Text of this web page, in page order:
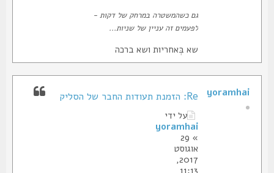
גם כשהמשטרה במרחק של דקות -
לפעמים זה עניין של שניות...
שא בְּאחריות ושא ברכה
Re: הזמנת תעודות החבר של הסליק
על ידי
yoramhai
אוגוסט
2017,
yoramhai